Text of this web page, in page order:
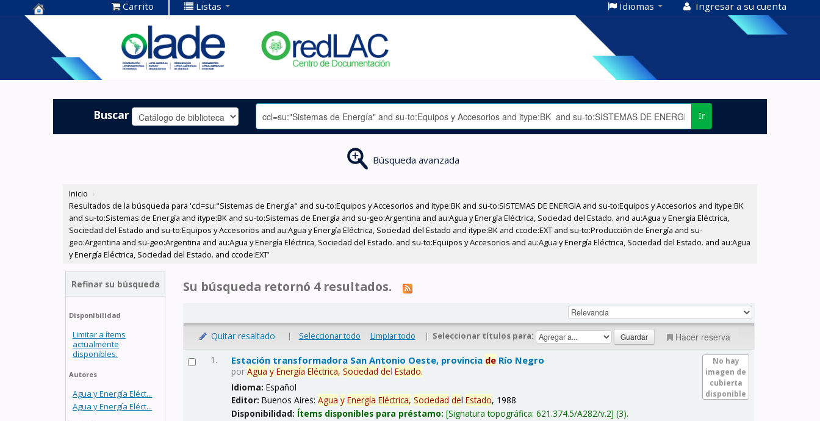
Centro de
Documentación
OLADE -
Carrito Listas Idiomas Ingresar a su cuenta
Buscar Ir
Búsqueda avanzada
Inicio ›
Resultados de la búsqueda para 'ccl=su:"Sistemas de Energía" and su-to:Equipos y Accesorios and itype:BK and su-to:SISTEMAS DE ENERGIA and su-to:Equipos y Accesorios and itype:BK
and su-to:Sistemas de Energía and itype:BK and su-to:Sistemas de Energía and su-geo:Argentina and au:Agua y Energía Eléctrica, Sociedad del Estado. and au:Agua y Energía Eléctrica,
Sociedad del Estado and su-to:Equipos y Accesorios and au:Agua y Energía Eléctrica, Sociedad del Estado and itype:BK and ccode:EXT and su-to:Producción de Energía and su-
geo:Argentina and su-geo:Argentina and au:Agua y Energía Eléctrica, Sociedad del Estado. and su-to:Equipos y Accesorios and au:Agua y Energía Eléctrica, Sociedad del Estado. and au:Agua
y Energía Eléctrica, Sociedad del Estado. and ccode:EXT'
Refinar su búsqueda
Disponibilidad
Limitar a ítems
actualmente
disponibles.
Autores
Agua y Energía Eléct...
Agua y Energía Eléct...
Su búsqueda retornó 4 resultados.
Quitar resaltado | Seleccionar todo Limpiar todo | Seleccionar títulos para: Hacer reserva
1.
No hay
imagen de
cubierta
disponible
Estación transformadora San Antonio Oeste, provincia de Río Negro
porAgua y Energía Eléctrica, Sociedad delEstado.
Idioma:Español
Editor:Buenos Aires:Agua y Energía Eléctrica, Sociedad delEstado, 1988
Disponibilidad: Ítems disponibles para préstamo: Signatura topográfica:621.374.5/A282/v.2 (3).